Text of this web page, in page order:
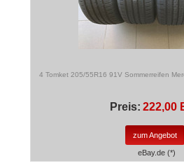
4 Tomket 205/55R16 91V Sommerreifen
Preis: 222,00
zum Angebot
eBay.de (*)